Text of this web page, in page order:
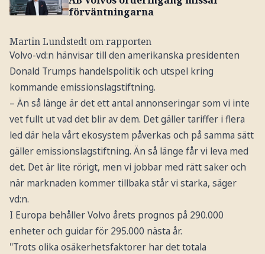
förväntningarna
Martin Lundstedt om rapporten
Volvo-vd:n hänvisar till den amerikanska presidenten
Donald Trumps handelspolitik och utspel kring
kommande emissionslagstiftning.
– Än så länge är det ett antal annonseringar som vi inte
vet fullt ut vad det blir av dem. Det gäller tariffer i flera
led där hela vårt ekosystem påverkas och på samma sätt
gäller emissionslagstiftning. Än så länge får vi leva med
det. Det är lite rörigt, men vi jobbar med rätt saker och
när marknaden kommer tillbaka står vi starka, säger
vd:n.
I Europa behåller Volvo årets prognos på 290.000
enheter och guidar för 295.000 nästa år.
"Trots olika osäkerhetsfaktorer har det totala